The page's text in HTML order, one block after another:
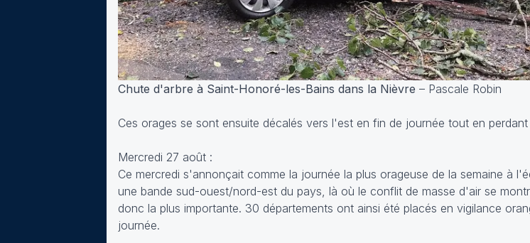
Chute d'arbre à Saint-Honoré-les-Bains dans la Nièvre – Pascale Robin
Ces orages se sont ensuite décalés vers l'est en fin de journée tout en
Mercredi 27 août :
Ce mercredi s'annonçait comme la journée la plus orageuse de la semaine à
une bande sud-ouest/nord-est du pays, là où le conflit de masse d'air se
donc la plus importante. 30 départements ont ainsi été placés en vigilance
journée.